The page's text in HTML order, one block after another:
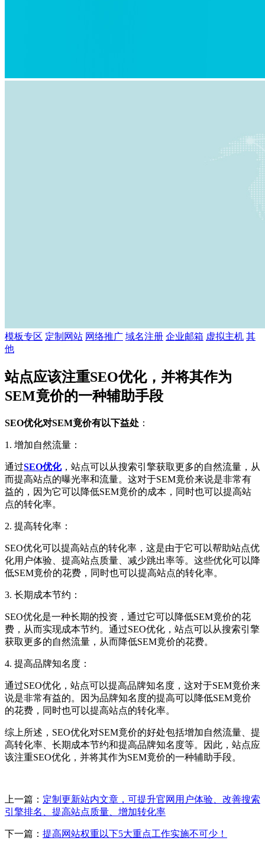
模板专区 定制网站 网络推广 域名注册 企业邮箱 虚拟主机 其
他
站点应该注重SEO优化，并将其作为
SEM竟价的一种辅助手段
SEO优化对SEM竟价有以下益处 ：
1. 增加自然流量：
通过SEO优化，站点可以从搜索引擎获取更多的自然流量，从
而提高站点的曝光率和流量。这对于SEM竟价来说是非常有
益的，因为它可以降低SEM竟价的成本，同时也可以提高站
点的转化率。
2. 提高转化率：
SEO优化可以提高站点的转化率，这是由于它可以帮助站点优
化用户体验、提高站点质量、减少跳出率等。这些优化可以降
低SEM竟价的花费，同时也可以提高站点的转化率。
3. 长期成本节约：
SEO优化是一种长期的投资，通过它可以降低SEM竟价的花
费，从而实现成本节约。通过SEO优化，站点可以从搜索引擎
获取更多的自然流量，从而降低SEM竟价的花费。
4. 提高品牌知名度：
通过SEO优化，站点可以提高品牌知名度，这对于SEM竟价来
说是非常有益的。因为品牌知名度的提高可以降低SEM竟价
的花费，同时也可以提高站点的转化率。
综上所述，SEO优化对SEM竟价的好处包括增加自然流量、提
高转化率、长期成本节约和提高品牌知名度等。因此，站点应
该注重SEO优化，并将其作为SEM竟价的一种辅助手段。
上一篇： 定制更新站内文章，可提升官网用户体验、改善搜索
引擎排名、提高站点质量、增加转化率
下一篇： 提高网站权重以下5大重点工作实施不可少！